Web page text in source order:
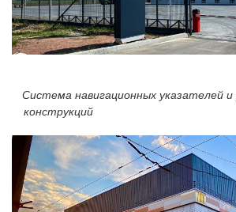
Система навигационных указателей
конструкций